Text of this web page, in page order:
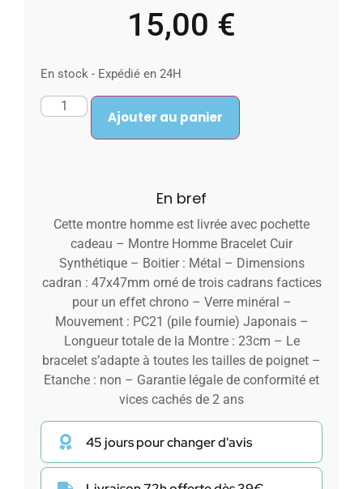
15,00 €
En stock - Expédié en 24H
Ajouter au panier
En bref
Cette montre homme est livrée avec pochette
cadeau – Montre Homme Bracelet Cuir
Synthétique – Boitier : Métal – Dimensions
cadran : 47x47mm orné de trois cadrans factices
pour un effet chrono – Verre minéral –
Mouvement : PC21 (pile fournie) Japonais –
Longueur totale de la Montre : 23cm – Le
bracelet s’adapte à toutes les tailles de poignet –
Etanche : non – Garantie légale de conformité et
vices cachés de 2 ans
45 jours pour changer d'avis